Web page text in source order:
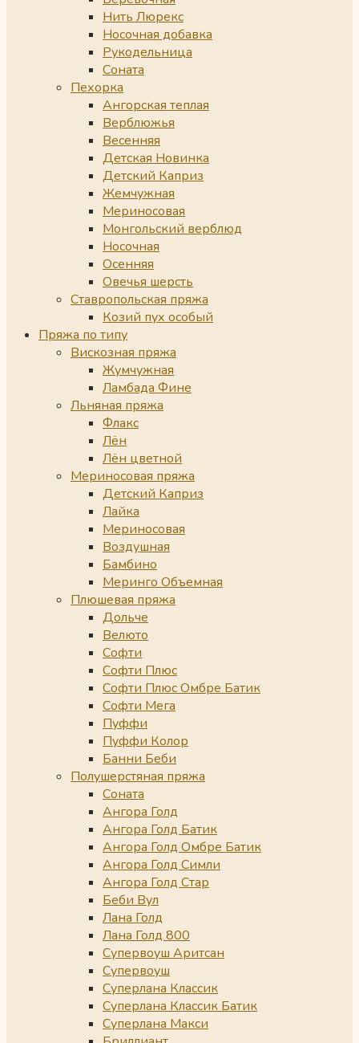
Нить Люрекс
Носочная добавка
Рукодельница
Соната
Пехорка
Ангорская теплая
Верблюжья
Весенняя
Детская Новинка
Детский Каприз
Жемчужная
Мериносовая
Монгольский верблюд
Носочная
Осенняя
Овечья шерсть
Ставропольская пряжа
Козий пух особый
Пряжа по типу
Вискозная пряжа
Жумчужная
Ламбада Фине
Льняная пряжа
Флакс
Лён
Лён цветной
Мериносовая пряжа
Детский Каприз
Лайка
Мериносовая
Воздушная
Бамбино
Меринго Объемная
Плюшевая пряжа
Дольче
Велюто
Софти
Софти Плюс
Софти Плюс Омбре Батик
Софти Мега
Пуффи
Пуффи Колор
Банни Беби
Полушерстяная пряжа
Соната
Ангора Голд
Ангора Голд Батик
Ангора Голд Омбре Батик
Ангора Голд Симли
Ангора Голд Стар
Беби Вул
Лана Голд
Лана Голд 800
Супервоуш Аритсан
Супервоуш
Суперлана Классик
Суперлана Классик Батик
Суперлана Макси